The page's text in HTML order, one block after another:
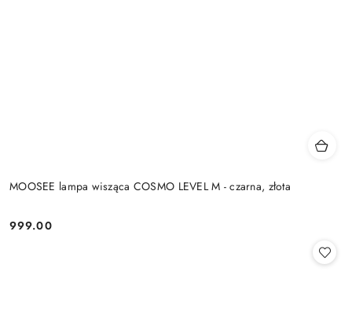
MOOSEE lampa wisząca COSMO LEVEL M - czarna, złota
Cena:
999.00